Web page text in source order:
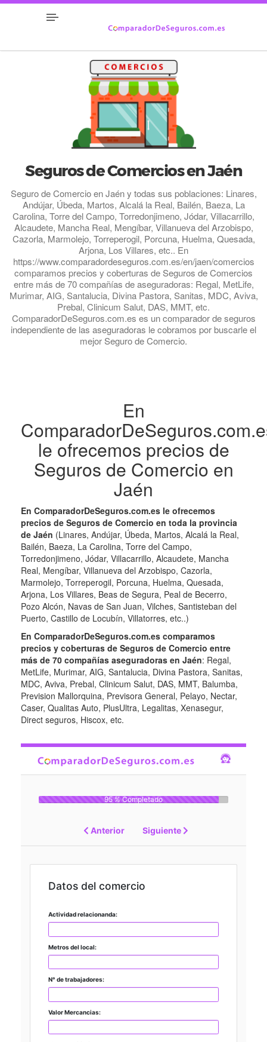
Seguros de Comercios en Jaén
Seguro de Comercio en Jaén y todas sus poblaciones: Linares,
Andújar, Úbeda, Martos, Alcalá la Real, Bailén, Baeza, La
Carolina, Torre del Campo, Torredonjimeno, Jódar, Villacarrillo,
Alcaudete, Mancha Real, Mengíbar, Villanueva del Arzobispo,
Cazorla, Marmolejo, Torreperogil, Porcuna, Huelma, Quesada,
Arjona, Los Villares, etc.. En
https://www.comparadordeseguros.com.es/en/jaen/comercios
comparamos precios y coberturas de Seguros de Comercios
entre más de 70 compañías de aseguradoras: Regal, MetLife,
Murimar, AIG, Santalucia, Divina Pastora, Sanitas, MDC, Aviva,
Prebal, Clinicum Salut, DAS, MMT, etc.
ComparadorDeSeguros.com.es es un comparador de seguros
independiente de las aseguradoras le cobramos por buscarle el
mejor Seguro de Comercio.
En
le ofrecemos precios de
Seguros de Comercio en
Jaén
En ComparadorDeSeguros.com.es le ofrecemos
precios de Seguros de Comercio en toda la provincia
de Jaén (Linares, Andújar, Úbeda, Martos, Alcalá la Real,
Bailén, Baeza, La Carolina, Torre del Campo,
Torredonjimeno, Jódar, Villacarrillo, Alcaudete, Mancha
Real, Mengíbar, Villanueva del Arzobispo, Cazorla,
Marmolejo, Torreperogil, Porcuna, Huelma, Quesada,
Arjona, Los Villares, Beas de Segura, Peal de Becerro,
Pozo Alcón, Navas de San Juan, Vilches, Santisteban del
Puerto, Castillo de Locubín, Villatorres, etc..)
En ComparadorDeSeguros.com.es comparamos
precios y coberturas de Seguros de Comercio entre
más de 70 compañías aseguradoras en Jaén: Regal,
MetLife, Murimar, AIG, Santalucia, Divina Pastora, Sanitas,
MDC, Aviva, Prebal, Clinicum Salut, DAS, MMT, Balumba,
Prevision Mallorquina, Previsora General, Pelayo, Nectar,
Caser, Qualitas Auto, PlusUltra, Legalitas, Xenasegur,
Direct seguros, Hiscox, etc.
Anterior
95 % Completado
Siguiente
Datos del comercio
Actividad relacionanda:
Metros del local:
N° de trabajadores:
Valor Mercancias: